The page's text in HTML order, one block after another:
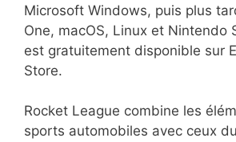
Microsoft Windows, puis plus
One, macOS, Linux et Nintendo
est gratuitement disponible sur
Store.
Rocket League combine les
sports automobiles avec ceux